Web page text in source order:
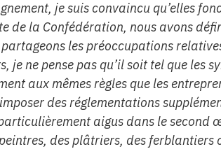
je suis convaincu qu’elles
de la Confédération, nous avons
partageons les préoccupations
je ne pense pas qu’il soit tel que les
aux mêmes règles que les
des réglementations
aigus dans le second
des plâtriers, des ferblantiers